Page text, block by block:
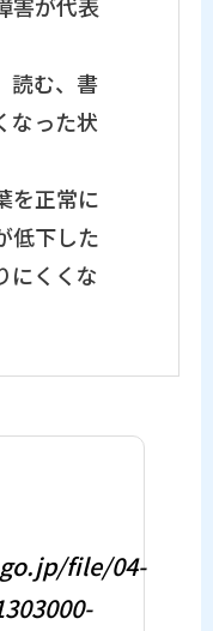
読む、書
なった状
を正常に
低下した
にくくな
file/04-